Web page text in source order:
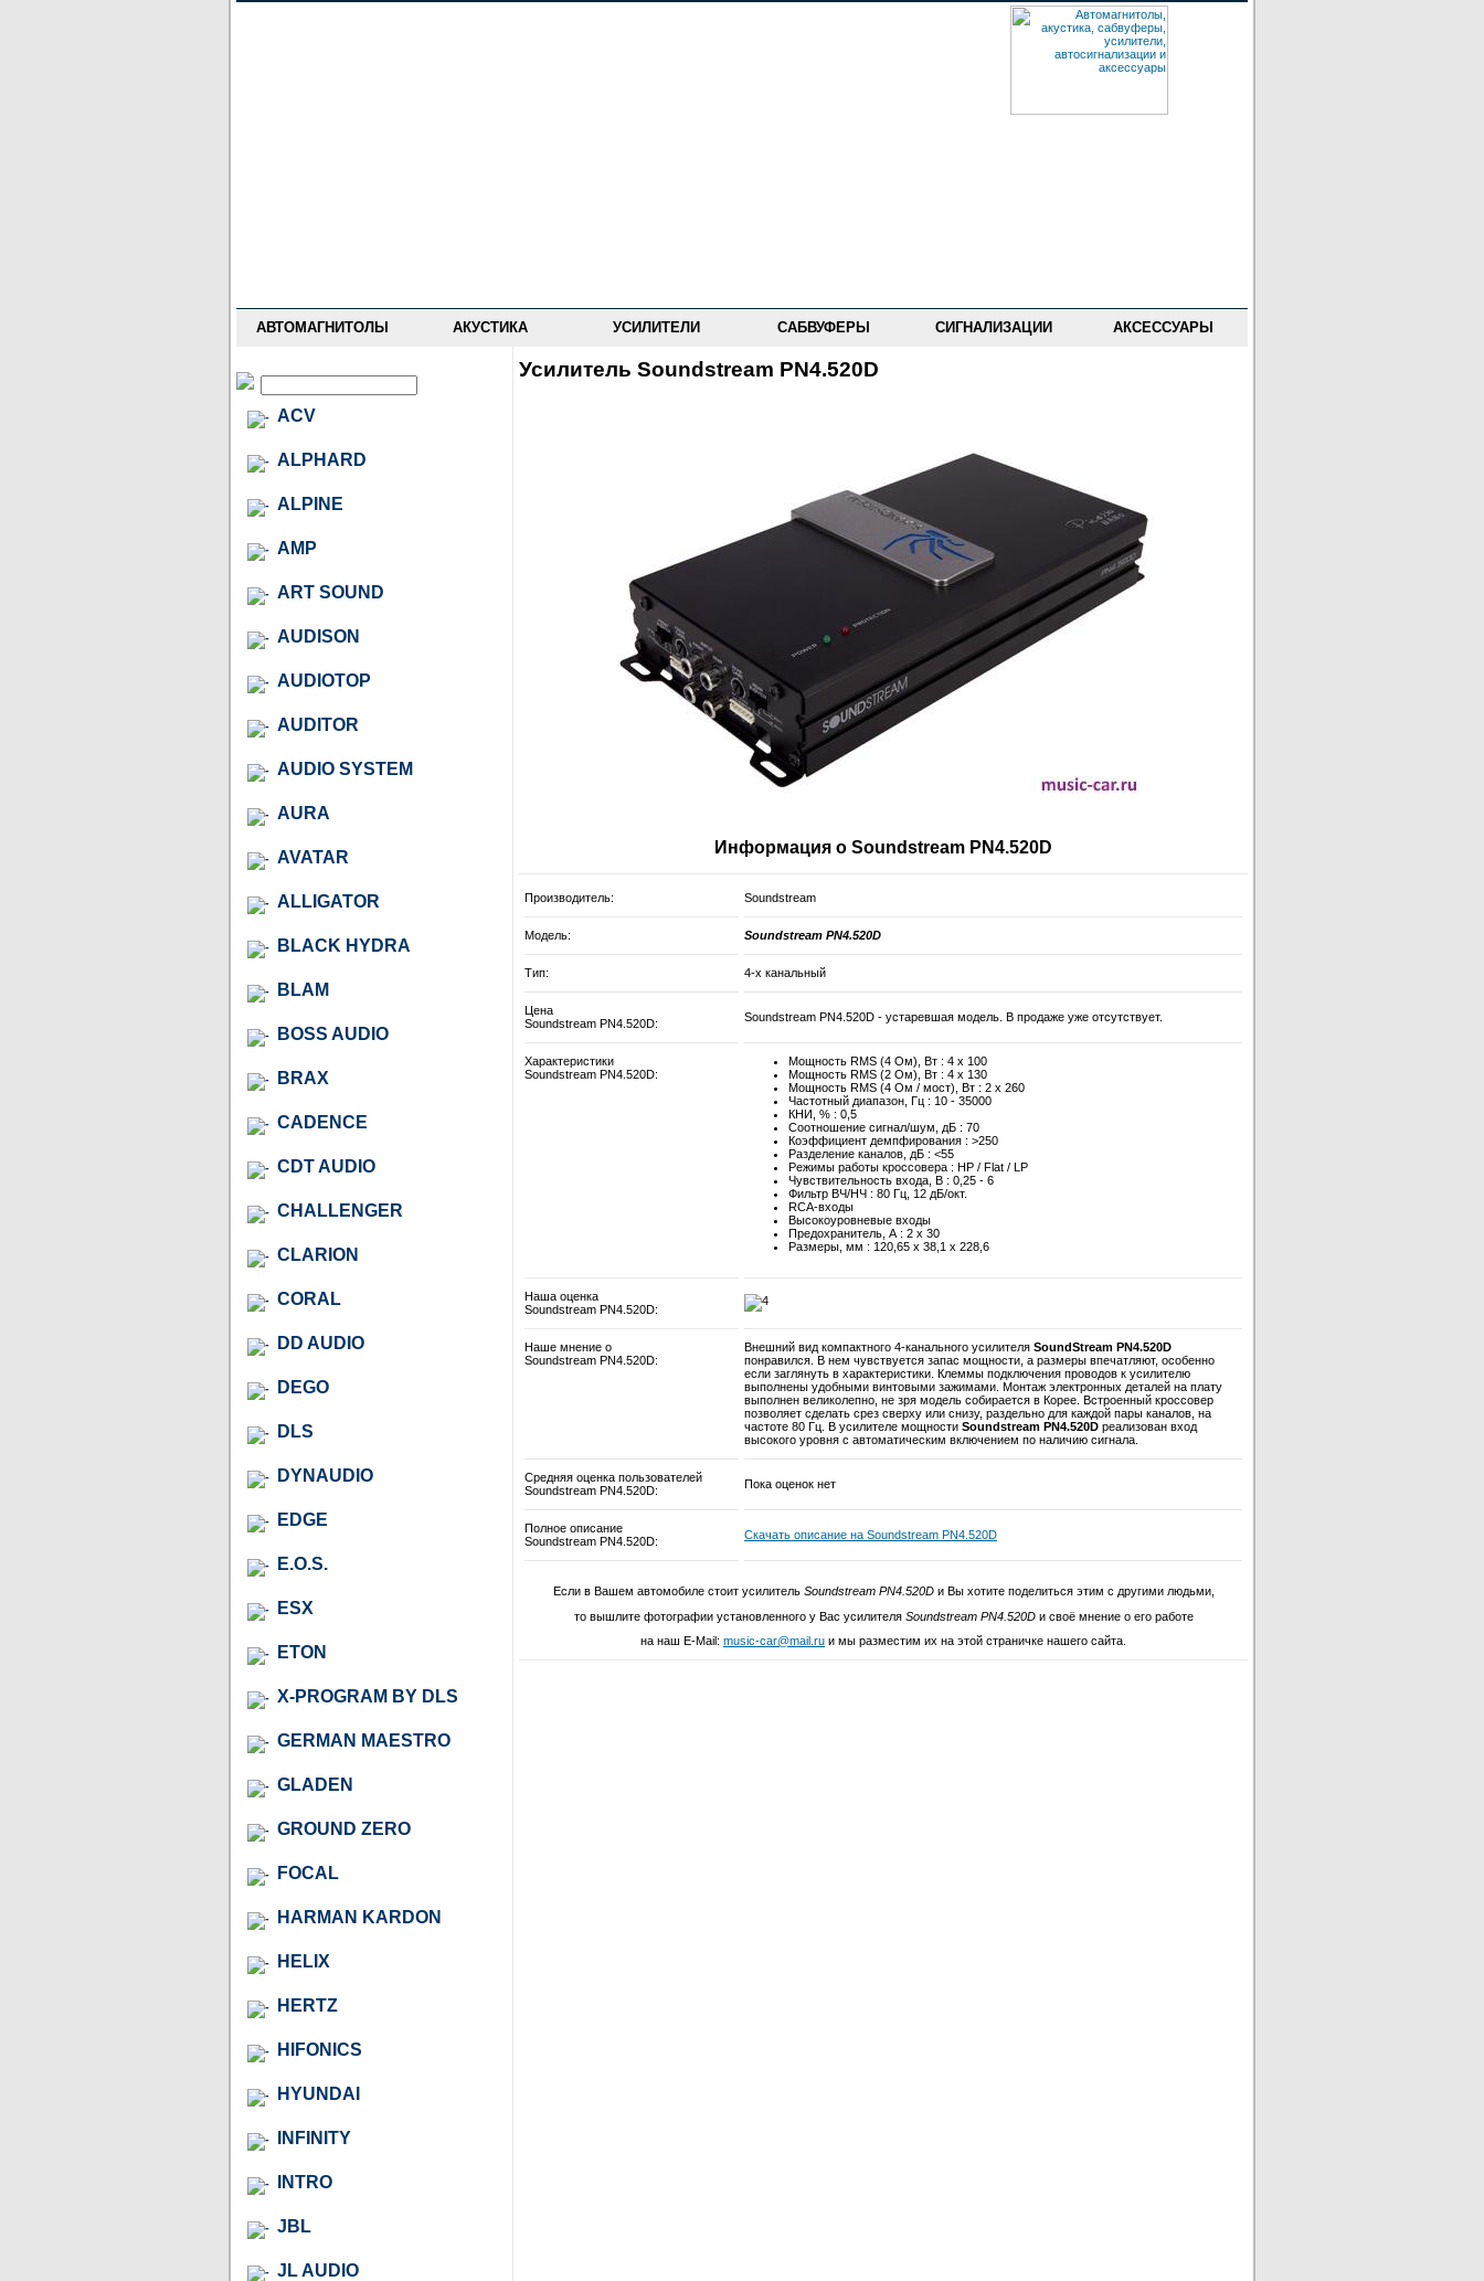
АВТОМАГНИТОЛЫ АКУСТИКА УСИЛИТЕЛИ САБВУФЕРЫ СИГНАЛИЗАЦИИ АКСЕССУАРЫ
ACV
ALPHARD
ALPINE
AMP
ART SOUND
AUDISON
AUDIOTOP
AUDITOR
AUDIO SYSTEM
AURA
AVATAR
ALLIGATOR
BLACK HYDRA
BLAM
BOSS AUDIO
BRAX
CADENCE
CDT AUDIO
CHALLENGER
CLARION
CORAL
DD AUDIO
DEGO
DLS
DYNAUDIO
EDGE
E.O.S.
ESX
ETON
X-PROGRAM BY DLS
GERMAN MAESTRO
GLADEN
GROUND ZERO
FOCAL
HARMAN KARDON
HELIX
HERTZ
HIFONICS
HYUNDAI
INFINITY
INTRO
JBL
JL AUDIO
Усилитель Soundstream PN4.520D
Информация о Soundstream PN4.520D
Производитель: Soundstream
Модель: Soundstream PN4.520D
Тип: 4-х канальный
Цена
Soundstream PN4.520D:
Soundstream PN4.520D - устаревшая модель. В продаже уже отсутствует.
Характеристики
Soundstream PN4.520D:
Мощность RMS (4 Ом), Вт : 4 x 100
Мощность RMS (2 Ом), Вт : 4 x 130
Мощность RMS (4 Ом / мост), Вт : 2 x 260
Частотный диапазон, Гц : 10 - 35000
КНИ, % : 0,5
Соотношение сигнал/шум, дБ : 70
Коэффициент демпфирования : >250
Разделение каналов, дБ : <55
Режимы работы кроссовера : HP / Flat / LP
Чувствительность входа, В : 0,25 - 6
Фильтр ВЧ/НЧ : 80 Гц, 12 дБ/окт.
RCA-входы
Высокоуровневые входы
Предохранитель, А : 2 x 30
Размеры, мм : 120,65 x 38,1 x 228,6
Наша оценка
Soundstream PN4.520D:
Наше мнение о
Soundstream PN4.520D:
Внешний вид компактного 4-канального усилителя SoundStream PN4.520D
понравился. В нем чувствуется запас мощности, а размеры впечатляют, особенно
если заглянуть в характеристики. Клеммы подключения проводов к усилителю
выполнены удобными винтовыми зажимами. Монтаж электронных деталей на плату
выполнен великолепно, не зря модель собирается в Корее. Встроенный кроссовер
позволяет сделать срез сверху или снизу, раздельно для каждой пары каналов, на
частоте 80 Гц. В усилителе мощности Soundstream PN4.520D реализован вход
высокого уровня с автоматическим включением по наличию сигнала.
Средняя оценка пользователей
Soundstream PN4.520D:
Пока оценок нет
Полное описание
Soundstream PN4.520D:
Скачать описание на Soundstream PN4.520D
Если в Вашем автомобиле стоит усилитель Soundstream PN4.520Dи Вы хотите поделиться этим с другими людьми,
то вышлите фотографии установленного у Вас усилителя Soundstream PN4.520Dи своё мнение о его работе
на наш E-Mail: music-car@mail.ru и мы разместим их на этой страничке нашего сайта.